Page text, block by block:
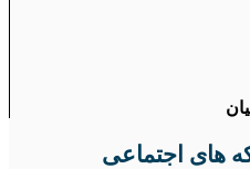
های اجتماعی